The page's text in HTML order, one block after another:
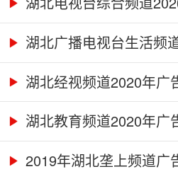
湖北广播电视台生活频
湖北经视频道2020年广
湖北教育频道2020年广
2019年湖北垄上频道广